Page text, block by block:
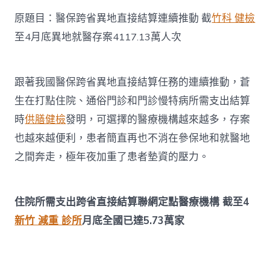
異
地
連
續
推
動
截
至
4
森
所
健
檢
原題目：醫保跨省異地直接結算連續推動 截竹科 健檢
至4月底異地就醫存案4117.13萬人次
跟著我國醫保跨省異地直接結算任務的連續推動，蒼
生在打點住院、通俗門診和門診慢特病所需支出結算
時供膳健檢發明，可選擇的醫療機構越來越多，存案
也越來越便利，患者簡直再也不消在參保地和就醫地
之間奔走，極年夜加重了患者墊資的壓力。
住院所需支出跨省直接結算聯網定點醫療機構 截至4
新竹 減重 診所月底全國已達5.73萬家